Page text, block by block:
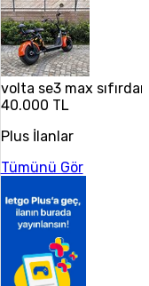
volta se3 max
40.000 TL
Plus İlanlar
Tümünü Gör